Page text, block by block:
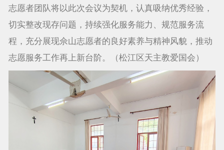
志愿者团队将以此次会议为契机，认真吸纳优秀经验，
切实整改现存问题，持续强化服务能力、规范服务流
程，充分展现佘山志愿者的良好素养与精神风貌，推动
志愿服务工作再上新台阶。（松江区天主教爱国会）